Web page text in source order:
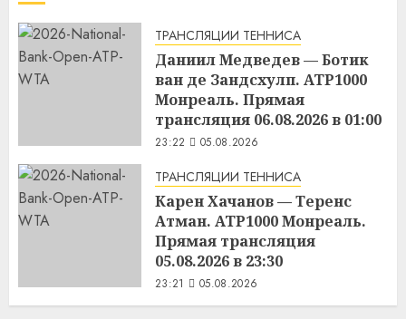
ТРАНСЛЯЦИИ ТЕННИСА
Даниил Медведев — Ботик
ван де Зандсхулп. ATP1000
Монреаль. Прямая
трансляция 06.08.2026 в 01:00
23:22 05.08.2026
ТРАНСЛЯЦИИ ТЕННИСА
Карен Хачанов — Теренс
Атман. ATP1000 Монреаль.
Прямая трансляция
05.08.2026 в 23:30
23:21 05.08.2026